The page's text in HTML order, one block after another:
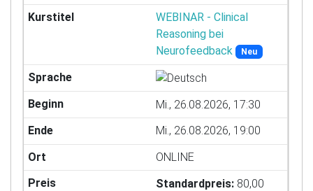
WEBINAR - Clinical
Reasoning bei
Neurofeedback
Neu
Mi., 26.08.2026, 17:30
Mi., 26.08.2026, 19:00
ONLINE
Standardpreis: 80,00